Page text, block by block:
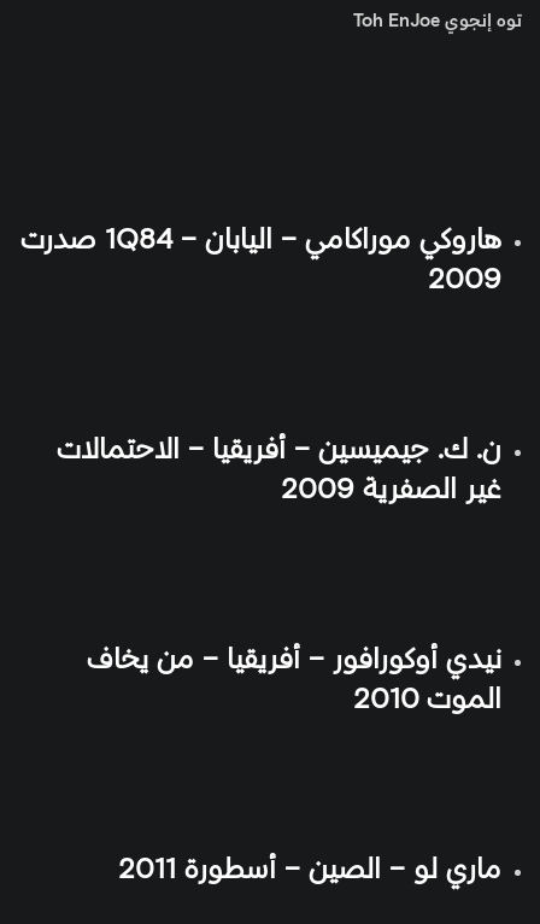
توه إنجوي Toh EnJoe
هاروكي موراكامي – اليابان – 1Q84 صدرت
2009
ن. ك. جيميسين – أفريقيا – الاحتمالات
غير الصفرية 2009
نيدي أوكورافور – أفريقيا – من يخاف
الموت 2010
ماري لو – الصين – أسطورة 2011